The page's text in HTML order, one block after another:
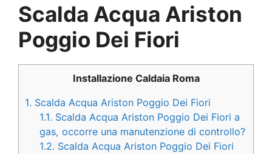
Scalda Acqua Ariston
Poggio Dei Fiori
Installazione Caldaia Roma
1. Scalda Acqua Ariston Poggio Dei Fiori
1.1. Scalda Acqua Ariston Poggio Dei Fiori a
gas, occorre una manutenzione di controllo?
1.2. Scalda Acqua Ariston Poggio Dei Fiori